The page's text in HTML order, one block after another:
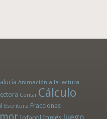
Animación a la lectura
Contar Cálculo
Escritura Fracciones